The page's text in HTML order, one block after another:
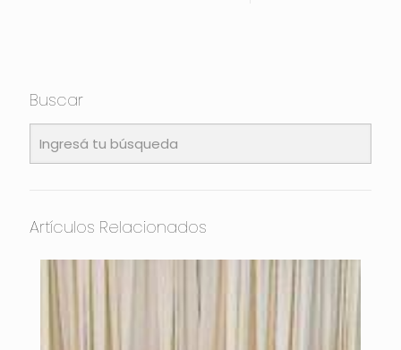
Buscar
Artículos Relacionados